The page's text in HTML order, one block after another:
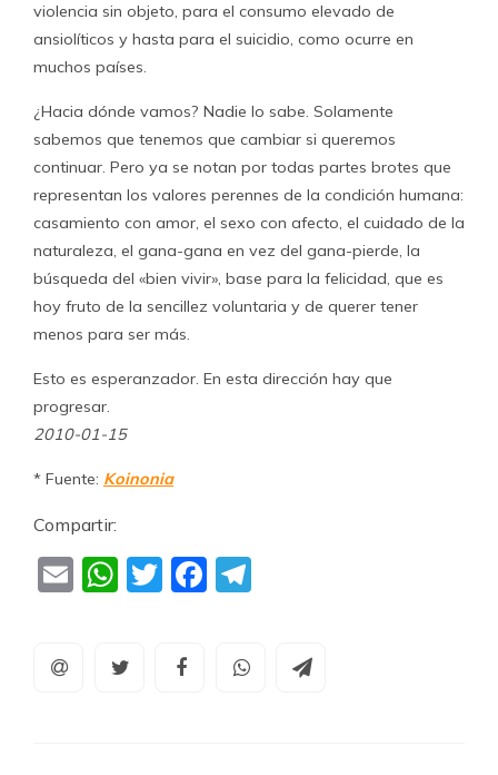
violencia sin objeto, para el consumo elevado de
ansiolíticos y hasta para el suicidio, como ocurre en
muchos países.
¿Hacia dónde vamos? Nadie lo sabe. Solamente
sabemos que tenemos que cambiar si queremos
continuar. Pero ya se notan por todas partes brotes que
representan los valores perennes de la condición humana:
casamiento con amor, el sexo con afecto, el cuidado de la
naturaleza, el gana-gana en vez del gana-pierde, la
búsqueda del «bien vivir», base para la felicidad, que es
hoy fruto de la sencillez voluntaria y de querer tener
menos para ser más.
Esto es esperanzador. En esta dirección hay que
progresar.
2010-01-15
* Fuente: Koinonia
Compartir:
EmailWhatsApp
TwitterFacebook